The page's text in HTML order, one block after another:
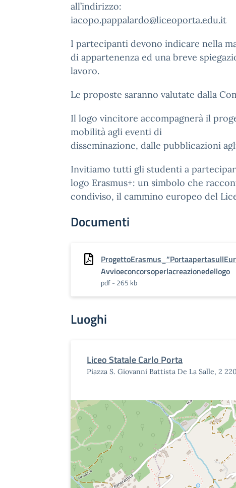
all’indirizzo:
iacopo.pappalardo@liceoporta.edu.it
I partecipanti devono indicare nella
di appartenenza ed una breve
lavoro.
Le proposte saranno valutate dalla
Il logo vincitore accompagnerà il
mobilità agli eventi di
disseminazione, dalle pubblicazioni
Invitiamo tutti gli studenti a
logo Erasmus+: un simbolo che
condiviso, il cammino europeo del
Documenti
Avvioeconcorsoperlacreazionedellogo
pdf - 265 kb
Luoghi
Liceo Statale Carlo Porta
Piazza S. Giovanni Battista De La Salle, 2